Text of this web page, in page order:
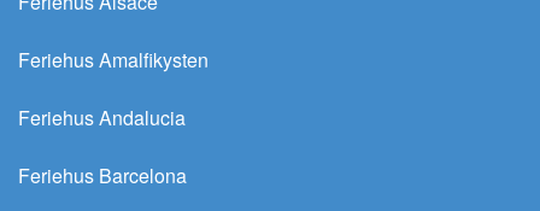
Feriehus Amalfikysten
Feriehus Andalucia
Feriehus Barcelona